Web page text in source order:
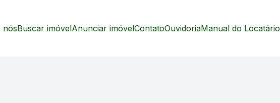
nósBuscar imóvelAnunciar imóvelContatoOuvidoriaManual do Locatário